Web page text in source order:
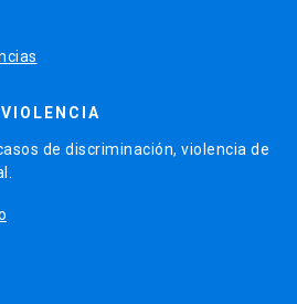
de discriminación, violencia de